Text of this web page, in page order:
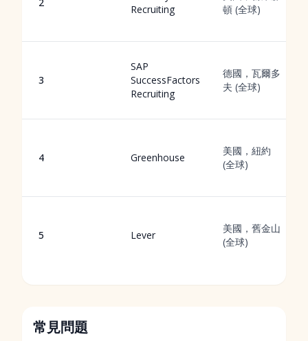
Recruiting
頓 (全球)
3
SAP
SuccessFactors
Recruiting
德國，瓦爾多
夫 (全球)
4 Greenhouse
美國，紐約
(全球)
5 Lever
美國，舊金山
(全球)
常見問題